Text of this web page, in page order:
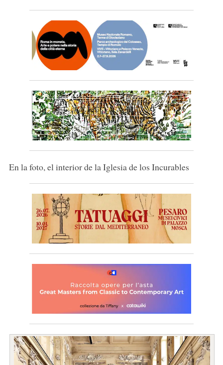
En la foto, el interior de la Iglesia de los Incurables